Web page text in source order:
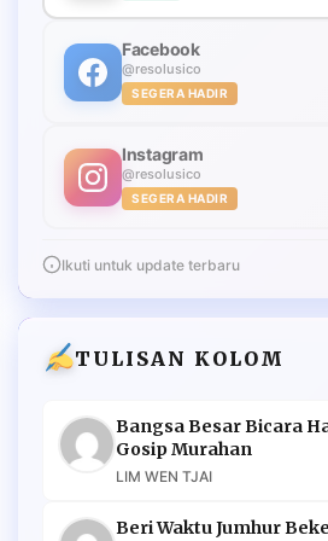
Facebook
@resolusico
SEGERA HADIR
Instagram
@resolusico
SEGERA HADIR
Ikuti untuk update terbaru
TULISAN KOLOM
Bangsa Besar Bicara
Gosip Murahan
LIM WEN TJAI
Beri Waktu Jumhur